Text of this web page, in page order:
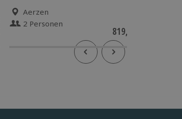
Aerzen
2 Personen
819,90 €